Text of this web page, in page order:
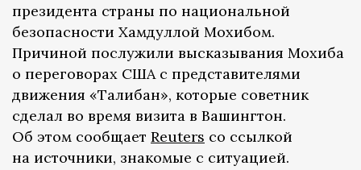
президента страны по национальной
безопасности Хамдуллой Мохибом.
Причиной поcлужили высказывания Мохиба
о переговорах США с представителями
движения «Талибан», которые советник
сделал во время визита в Вашингтон.
Об этом сообщает Reuters со ссылкой
на источники, знакомые с ситуацией.